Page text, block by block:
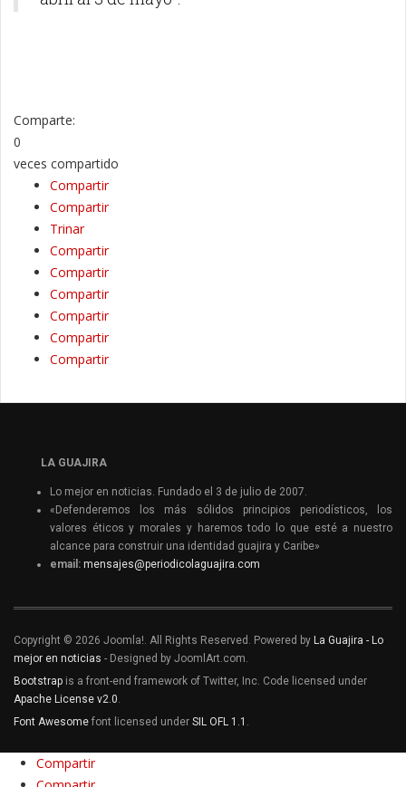
Comparte:
0
veces compartido
Compartir
Compartir
Trinar
Compartir
Compartir
Compartir
Compartir
Compartir
Compartir
LA GUAJIRA
Lo mejor en noticias. Fundado el 3 de julio de 2007.
«Defenderemos los más sólidos principios periodísticos, los
valores éticos y morales y haremos todo lo que esté a nuestro
alcance para construir una identidad guajira y Caribe»
email: mensajes@periodicolaguajira.com
Copyright © 2026 Joomla!. All Rights Reserved. Powered by La Guajira - Lo
mejor en noticias - Designed by JoomlArt.com.
Bootstrap is a front-end framework of Twitter, Inc. Code licensed under
Apache License v2.0
Font Awesome font licensed under SIL OFL 1.1
Compartir